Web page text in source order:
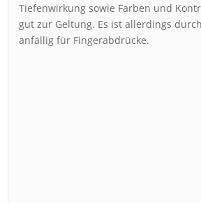
Tiefenwirkung sowie Farben und
gut zur Geltung. Es ist allerdings
anfällig für Fingerabdrücke.